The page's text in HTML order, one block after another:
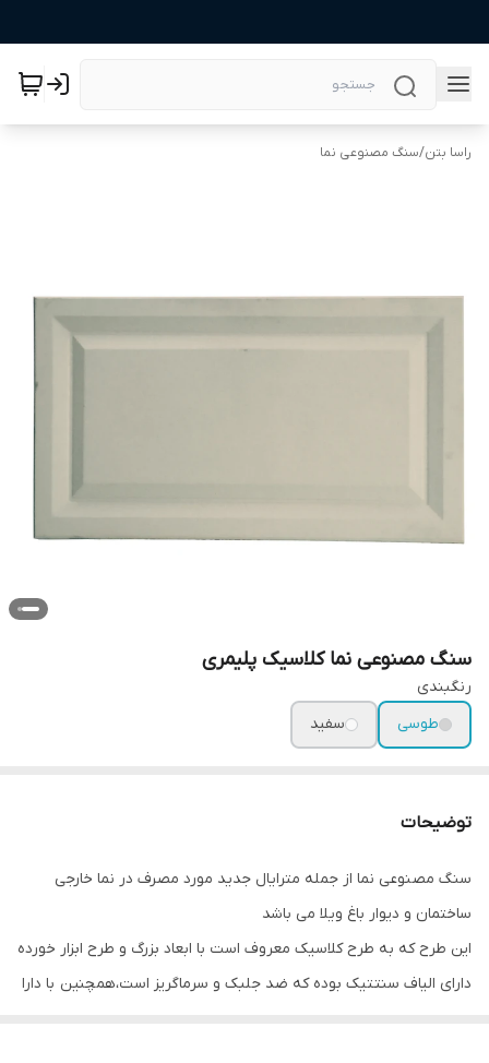
راسا بتن/سنگ مصنوعی نما
سنگ‌ مصنوعی نما کلاسیک پلیمری
رنگبندی
طوسی
سفید
توضیحات
سنگ مصنوعی نما از جمله مترایال جدید مورد مصرف در نما خارجی
ساختمان و دیوار باغ ویلا می باشد
این طرح که به طرح کلاسیک معروف است با ابعاد بزرگ و طرح ابزار خورده
دارای الیاف سنتتیک بوده که ضد جلبک و سرماگریز است،همچنین با دارا